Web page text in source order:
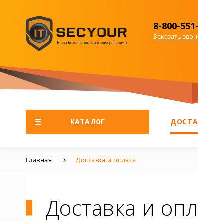
8-800-
Заказать
КАТАЛОГ
Главная Доставка и оплата
Доставка и